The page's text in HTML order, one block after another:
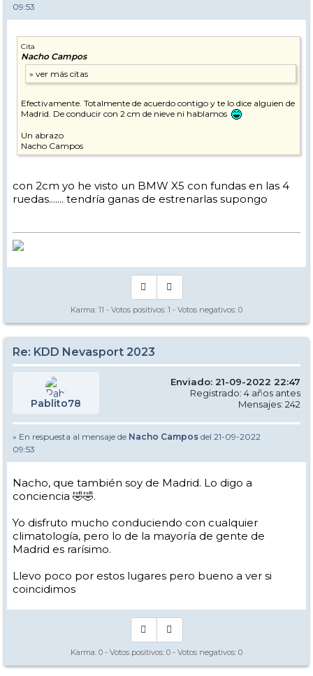
09:53
Cita
Nacho Campos
Efectivamente. Totalmente de acuerdo contigo y te lo dice alguien de
Madrid. De conducir con 2 cm de nieve ni hablamos
Un abrazo
Nacho Campos
con 2cm yo he visto un BMW X5 con fundas en las 4
ruedas....... tendría ganas de estrenarlas supongo
Karma: 11 - Votos positivos: 1 - Votos negativos: 0
Re: KDD Nevasport 2023
Pablito78
Enviado: 21-09-2022 22:47
Registrado: 4 años antes
Mensajes: 242
» En respuesta al mensaje de Nacho Campos del 21-09-2022
09:53
Nacho, que también soy de Madrid. Lo digo a
conciencia 🤣🤣.
Yo disfruto mucho conduciendo con cualquier
climatología, pero lo de la mayoría de gente de
Madrid es rarísimo.
Llevo poco por estos lugares pero bueno a ver si
coincidimos
Karma: 0 - Votos positivos: 0 - Votos negativos: 0